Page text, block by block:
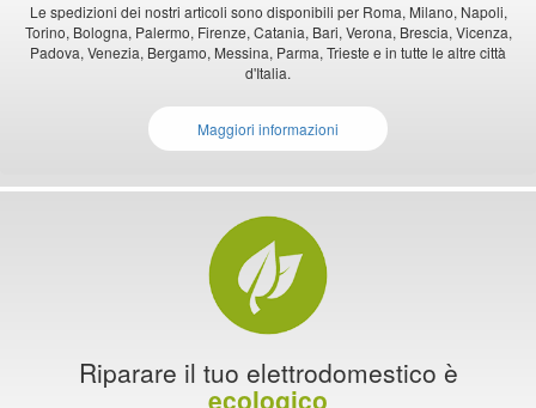
Le spedizioni dei nostri articoli sono disponibili per Roma, Milano, Napoli,
Torino, Bologna, Palermo, Firenze, Catania, Bari, Verona, Brescia, Vicenza,
Padova, Venezia, Bergamo, Messina, Parma, Trieste e in tutte le altre città
d'Italia.
Maggiori informazioni
Riparare il tuo elettrodomestico è
ecologico